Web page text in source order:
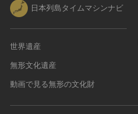
日本列島タイムマシンナビ
世界遺産
無形文化遺産
動画で見る無形の文化財